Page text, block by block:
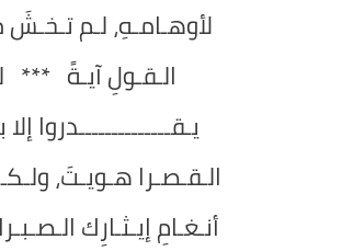
لأوهـامـهِ، لـم تـخـشَ
الـقـولِ آيـةً ***
الـقـصـرا هـويـتَ،
أنـغـامِ إيـثـارِك